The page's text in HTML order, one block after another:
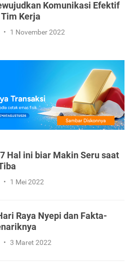
Komunikasi Efektif
Kerja
• 1 November 2022
Hal ini biar Makin Seru saat
• 1 Mei 2022
Raya Nyepi dan Fakta-
• 3 Maret 2022